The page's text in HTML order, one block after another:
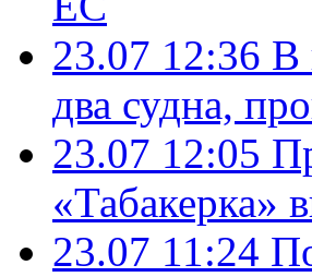
23.07 12:36 В
два судна,
23.07 12:05
23.07 11:24